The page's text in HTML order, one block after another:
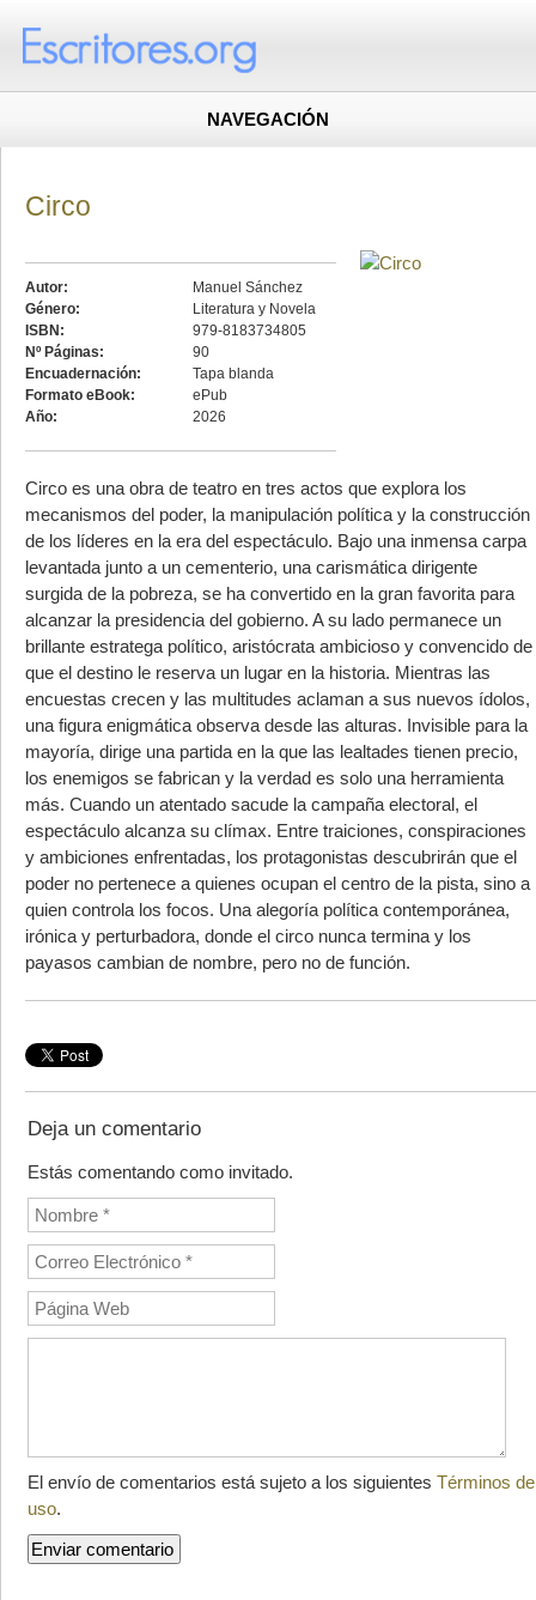
NAVEGACIÓN
Circo
Autor:
Manuel Sánchez
Género:
Literatura y Novela
ISBN:
979-8183734805
Nº Páginas:
90
Encuadernación:
Tapa blanda
Formato eBook:
ePub
Año:
2026
Circo es una obra de teatro en tres actos que explora los
mecanismos del poder, la manipulación política y la construcción
de los líderes en la era del espectáculo. Bajo una inmensa carpa
levantada junto a un cementerio, una carismática dirigente
surgida de la pobreza, se ha convertido en la gran favorita para
alcanzar la presidencia del gobierno. A su lado permanece un
brillante estratega político, aristócrata ambicioso y convencido de
que el destino le reserva un lugar en la historia. Mientras las
encuestas crecen y las multitudes aclaman a sus nuevos ídolos,
una figura enigmática observa desde las alturas. Invisible para la
mayoría, dirige una partida en la que las lealtades tienen precio,
los enemigos se fabrican y la verdad es solo una herramienta
más. Cuando un atentado sacude la campaña electoral, el
espectáculo alcanza su clímax. Entre traiciones, conspiraciones
y ambiciones enfrentadas, los protagonistas descubrirán que el
poder no pertenece a quienes ocupan el centro de la pista, sino a
quien controla los focos. Una alegoría política contemporánea,
irónica y perturbadora, donde el circo nunca termina y los
payasos cambian de nombre, pero no de función.
Deja un comentario
Estás comentando como invitado.
El envío de comentarios está sujeto a los siguientes Términos de
uso.